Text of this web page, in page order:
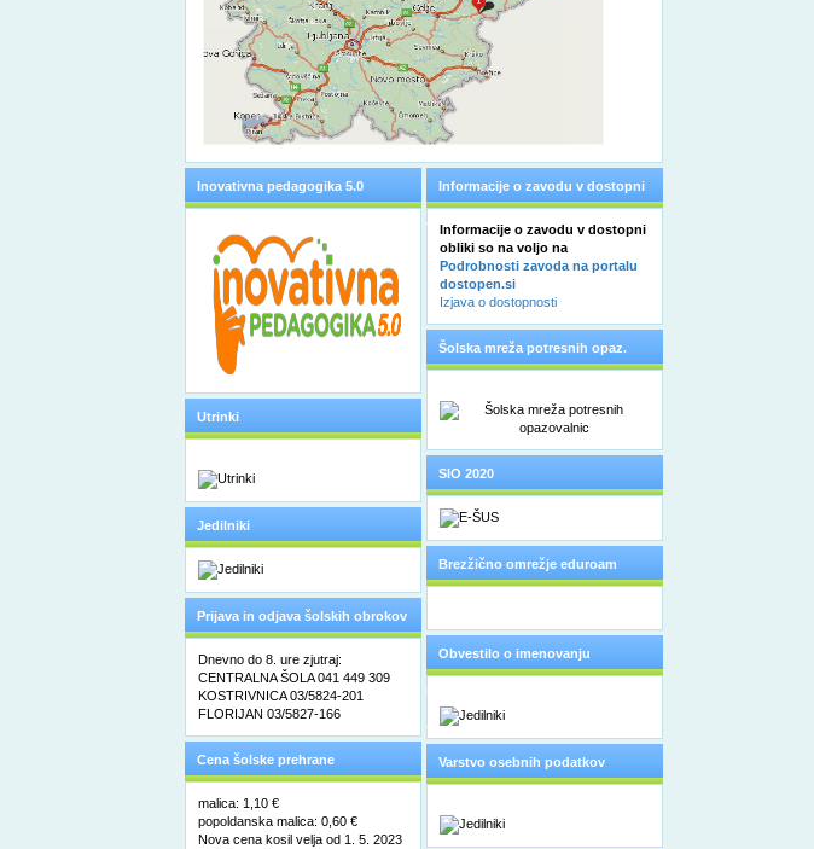
Inovativna pedagogika 5.0
Utrinki
Jedilniki
Prijava in odjava šolskih obrokov
Dnevno do 8. ure zjutraj:
CENTRALNA ŠOLA 041 449 309
KOSTRIVNICA 03/5824-201
FLORIJAN 03/5827-166
Cena šolske prehrane
malica: 1,10 €
popoldanska malica: 0,60 €
Nova cena kosil velja od 1. 5. 2023
Informacije o zavodu v dostopni
oblikiInformacije o zavodu v dostopni
obliki so na voljo na
Podrobnosti zavoda na portalu
dostopen.si
Izjava o dostopnosti
Šolska mreža potresnih opaz.
SIO 2020
Brezžično omrežje eduroam
Obvestilo o imenovanju
osebnih podatkov
Varstvo osebnih podatkov